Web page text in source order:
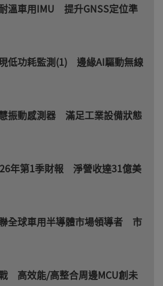
溫車用IMU 提升GNSS定位準
低功耗監測(1) 邊緣AI驅動無線
振動感測器 滿足工業設備狀態
年第1季財報 淨營收達31億美
全球車用半導體市場領導者 市
高效能/高整合周邊MCU創未